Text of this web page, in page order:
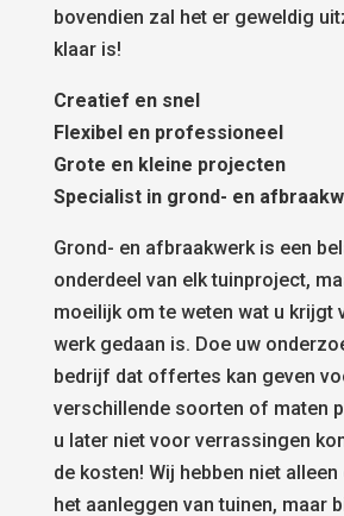
bovendien zal het er geweldig
klaar is!
Creatief en snel
Flexibel en professioneel
Grote en kleine projecten
Specialist in grond- en
Grond- en afbraakwerk is een
onderdeel van elk tuinproject,
moeilijk om te weten wat u krijgt
werk gedaan is. Doe uw
bedrijf dat offertes kan geven
verschillende soorten of maten
u later niet voor verrassingen
de kosten! Wij hebben niet
het aanleggen van tuinen, maar